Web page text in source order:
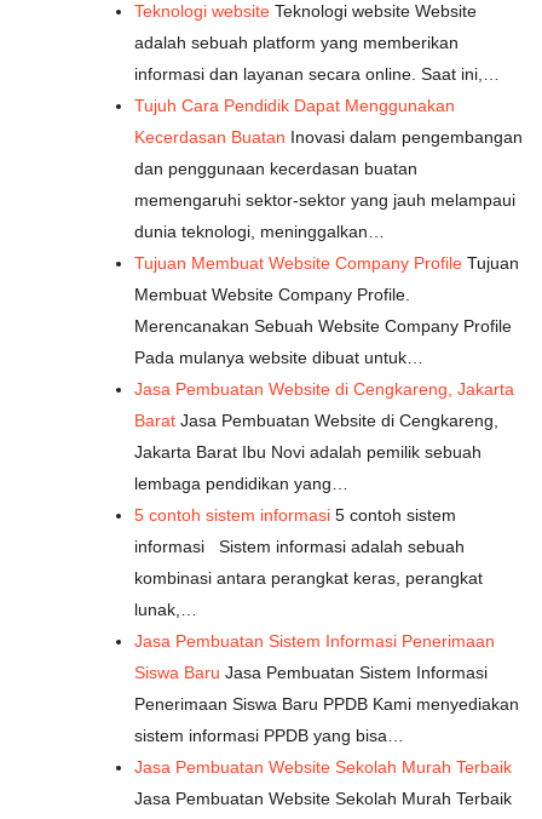
Teknologi website Teknologi website Website
adalah sebuah platform yang memberikan
informasi dan layanan secara online. Saat ini,…
Tujuh Cara Pendidik Dapat Menggunakan
Kecerdasan Buatan Inovasi dalam pengembangan
dan penggunaan kecerdasan buatan
memengaruhi sektor-sektor yang jauh melampaui
dunia teknologi, meninggalkan…
Tujuan Membuat Website Company Profile Tujuan
Membuat Website Company Profile.
Merencanakan Sebuah Website Company Profile
Pada mulanya website dibuat untuk…
Jasa Pembuatan Website di Cengkareng, Jakarta
Barat Jasa Pembuatan Website di Cengkareng,
Jakarta Barat Ibu Novi adalah pemilik sebuah
lembaga pendidikan yang…
5 contoh sistem informasi 5 contoh sistem
informasi Sistem informasi adalah sebuah
kombinasi antara perangkat keras, perangkat
lunak,…
Jasa Pembuatan Sistem Informasi Penerimaan
Siswa Baru Jasa Pembuatan Sistem Informasi
Penerimaan Siswa Baru PPDB Kami menyediakan
sistem informasi PPDB yang bisa…
Jasa Pembuatan Website Sekolah Murah Terbaik
Jasa Pembuatan Website Sekolah Murah Terbaik